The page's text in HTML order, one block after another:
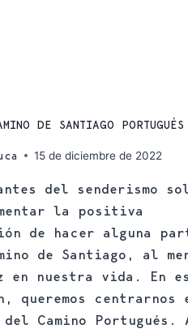
DE SANTIAGO PORTUGUÉS
15 de diciembre de 2022
del senderismo
la positiva
de hacer alguna
de Santiago, al
en nuestra vida. En
queremos centrarnos
Camino Portugués.